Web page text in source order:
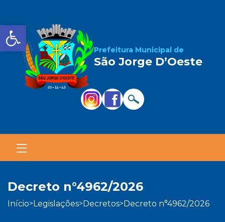
Barra de Ferramentas
Prefeitura Municipal de
São Jorge D’Oeste
decreto n°4962/2026
início> legislações> decretos> decreto n°4962/2026